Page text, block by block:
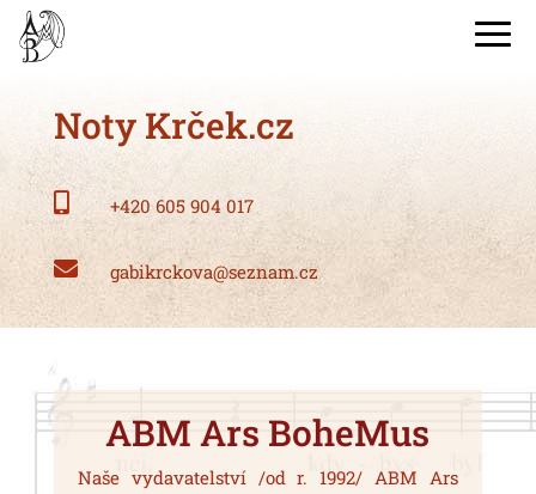
Noty Krček.cz
 +420 605 904 017
 gabikrckova@seznam.cz
ABM Ars BoheMus
Naše vydavatelství /od r. 1992/ ABM Ars